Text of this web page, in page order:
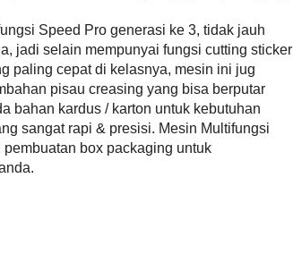
Speed Pro generasi ke 3, tidak jauh
jadi selain mempunyai fungsi cutting sticker
paling cepat di kelasnya, mesin ini jug
pisau creasing yang bisa berputar
bahan kardus / karton untuk kebutuhan
sangat rapi & presisi. Mesin Multifungsi
box packaging untuk